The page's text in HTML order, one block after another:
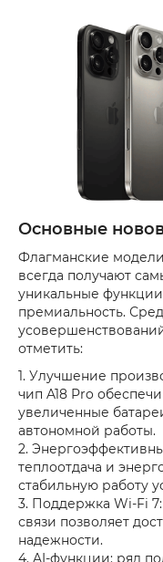
Основные
Флагманские
всегда получают
уникальные
премиальность.
отметить:
1. Улучшение
чип A18 Pro
увеличенные
автономной работы.
2.
теплоотдача и
стабильную работу
3. Поддержка Wi-Fi
связи позволяет
надежности.
4. AI-функции: ряд